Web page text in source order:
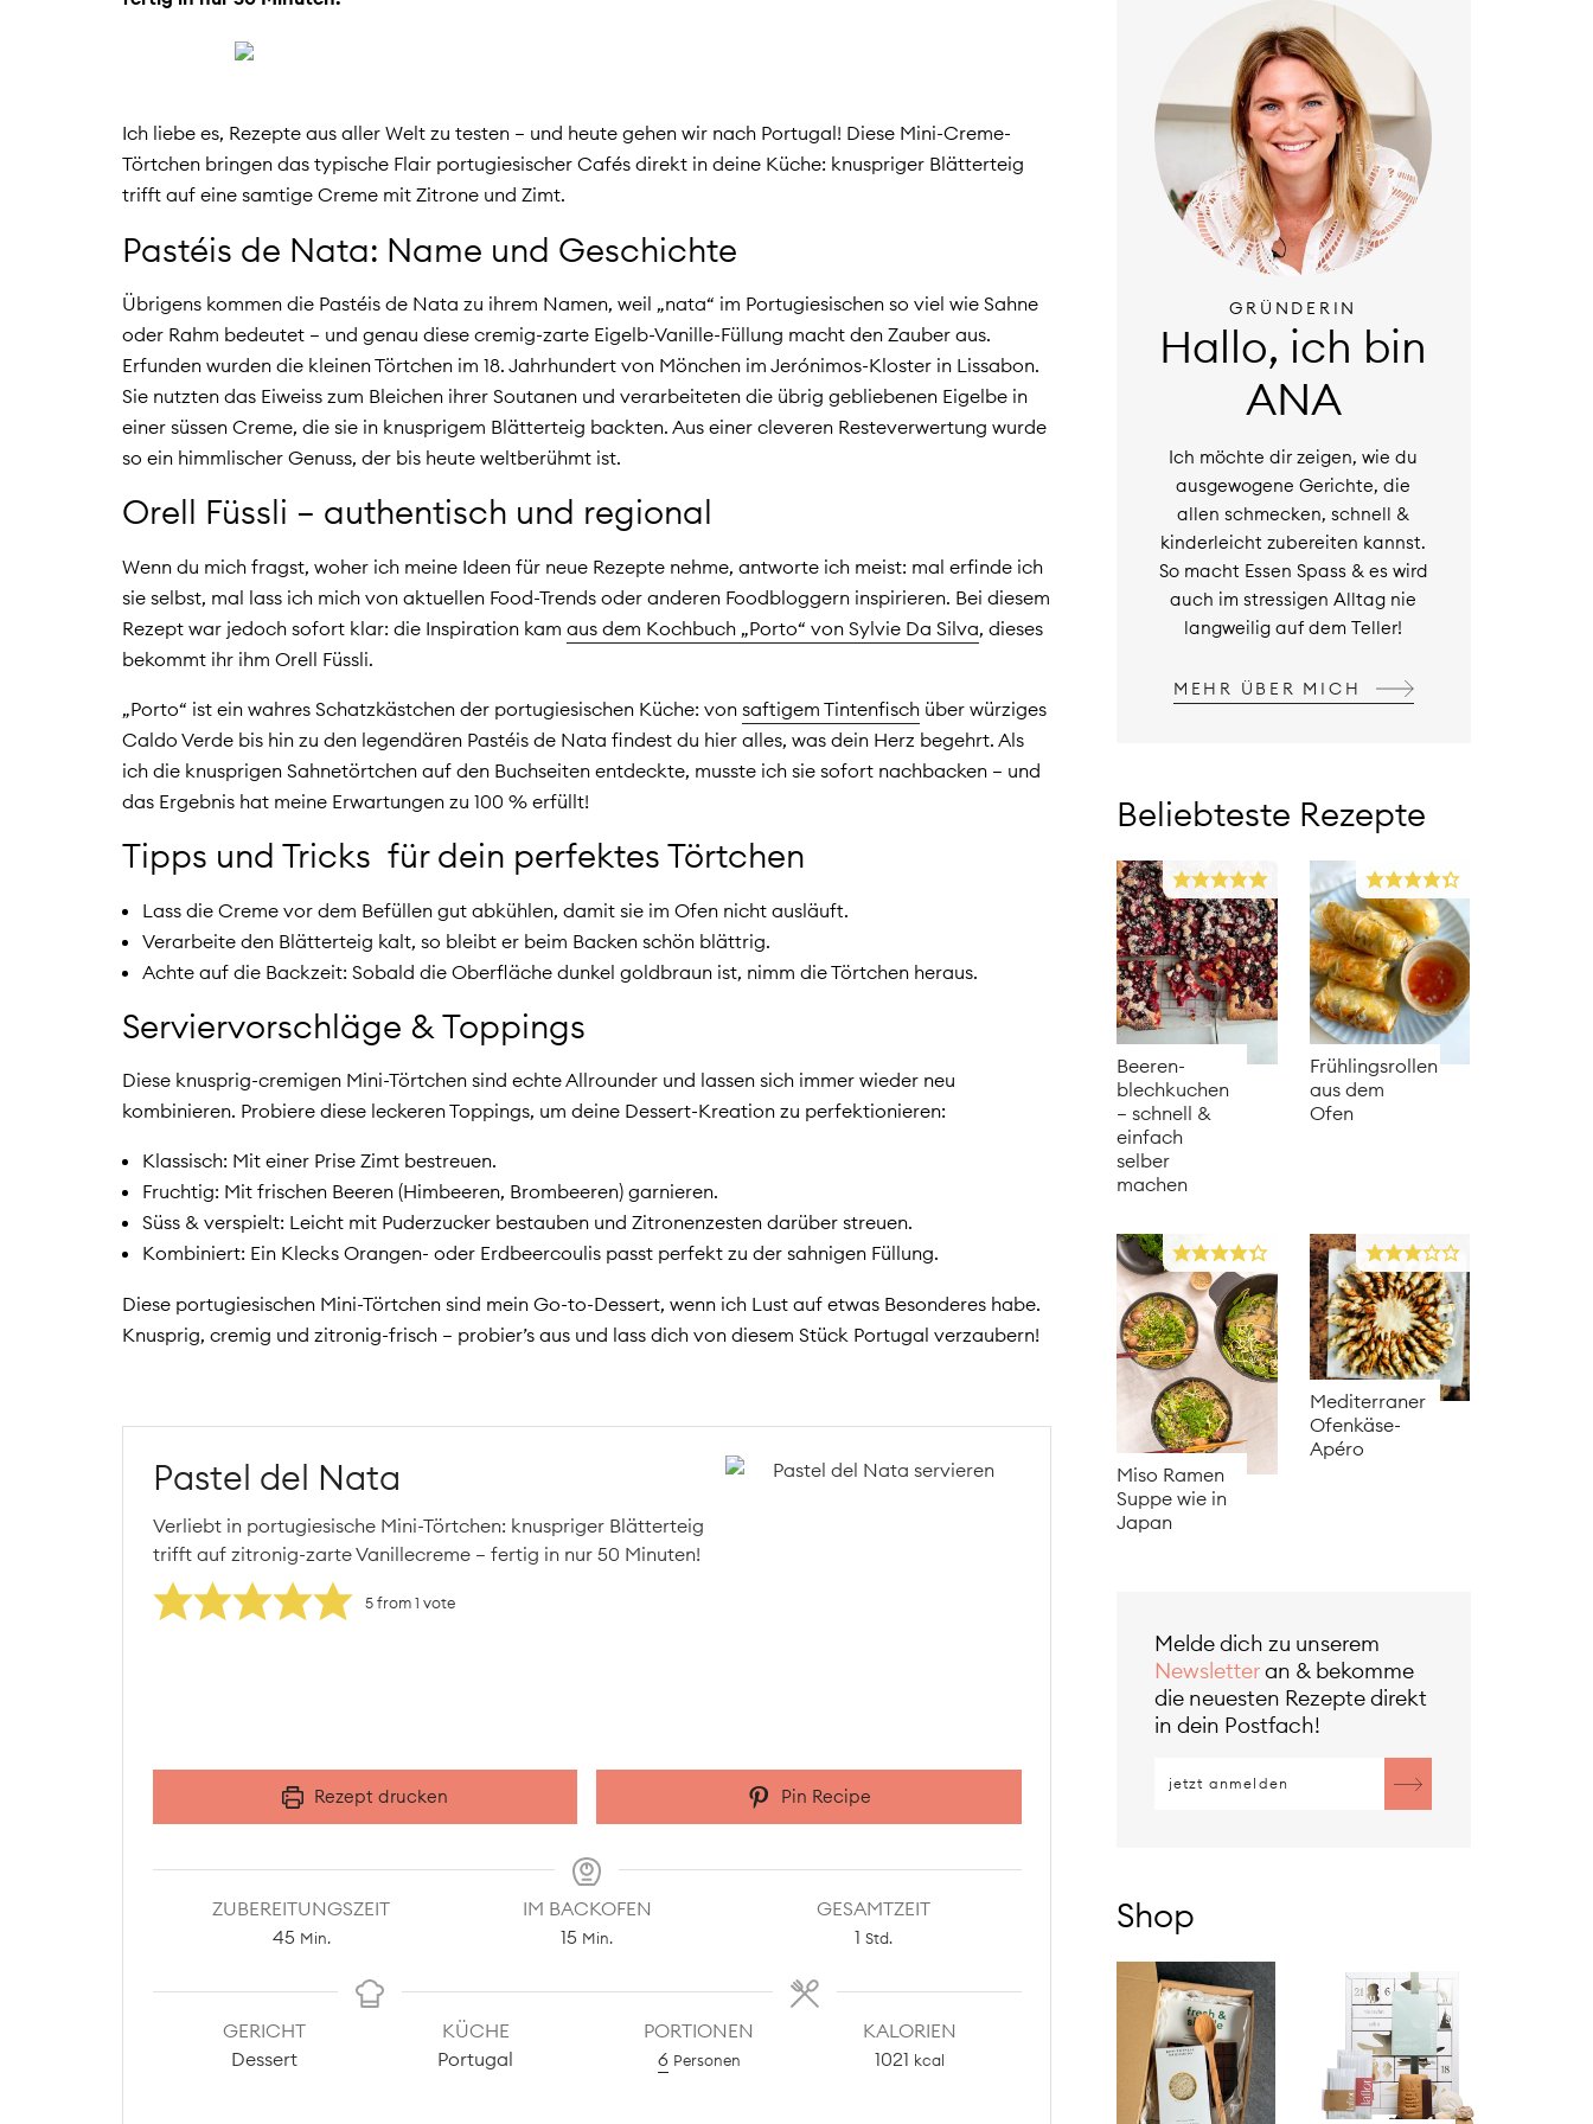
Ich liebe es, Rezepte aus aller Welt zu testen – und heute gehen wir nach Portugal! Diese Mini-Creme-
Törtchen bringen das typische Flair portugiesischer Cafés direkt in deine Küche: knuspriger Blätterteig
trifft auf eine samtige Creme mit Zitrone und Zimt.
Pastéis de Nata: Name und Geschichte
Übrigens kommen die Pastéis de Nata zu ihrem Namen, weil „nata“ im Portugiesischen so viel wie Sahne
oder Rahm bedeutet – und genau diese cremig-zarte Eigelb-Vanille-Füllung macht den Zauber aus.
Erfunden wurden die kleinen Törtchen im 18. Jahrhundert von Mönchen im Jerónimos-Kloster in Lissabon.
Sie nutzten das Eiweiss zum Bleichen ihrer Soutanen und verarbeiteten die übrig gebliebenen Eigelbe in
einer süssen Creme, die sie in knusprigem Blätterteig backten. Aus einer cleveren Resteverwertung wurde
so ein himmlischer Genuss, der bis heute weltberühmt ist.
Orell Füssli – authentisch und regional
Wenn du mich fragst, woher ich meine Ideen für neue Rezepte nehme, antworte ich meist: mal erfinde ich
sie selbst, mal lass ich mich von aktuellen Food-Trends oder anderen Foodbloggern inspirieren. Bei diesem
Rezept war jedoch sofort klar: die Inspiration kamaus dem Kochbuch „Porto“ von Sylvie Da Silva, dieses
bekommt ihr ihm Orell Füssli.
„Porto“ ist ein wahres Schatzkästchen der portugiesischen Küche: vonsaftigem Tintenfisch über würziges
Caldo Verde bis hin zu den legendären Pastéis de Nata findest du hier alles, was dein Herz begehrt. Als
ich die knusprigen Sahnetörtchen auf den Buchseiten entdeckte, musste ich sie sofort nachbacken – und
das Ergebnis hat meine Erwartungen zu 100 % erfüllt!
Tipps und Tricks für dein perfektes Törtchen
Lass die Creme vor dem Befüllen gut abkühlen, damit sie im Ofen nicht ausläuft.
Verarbeite den Blätterteig kalt, so bleibt er beim Backen schön blättrig.
Achte auf die Backzeit: Sobald die Oberfläche dunkel goldbraun ist, nimm die Törtchen heraus.
Serviervorschläge & Toppings
Diese knusprig-cremigen Mini-Törtchen sind echte Allrounder und lassen sich immer wieder neu
kombinieren. Probiere diese leckeren Toppings, um deine Dessert-Kreation zu perfektionieren:
Klassisch: Mit einer Prise Zimt bestreuen.
Fruchtig: Mit frischen Beeren (Himbeeren, Brombeeren) garnieren.
Süss & verspielt: Leicht mit Puderzucker bestauben und Zitronenzesten darüber streuen.
Kombiniert: Ein Klecks Orangen- oder Erdbeercoulis passt perfekt zu der sahnigen Füllung.
Diese portugiesischen Mini-Törtchen sind mein Go-to-Dessert, wenn ich Lust auf etwas Besonderes habe.
Knusprig, cremig und zitronig-frisch – probier’s aus und lass dich von diesem Stück Portugal verzaubern!
Pastel del Nata
Verliebt in portugiesische Mini-Törtchen: knuspriger Blätterteig
trifft auf zitronig-zarte Vanillecreme – fertig in nur 50 Minuten!
5from 1 vote
Rezept drucken Pin Recipe
ZUBEREITUNGSZEIT
45Minuten
Min.
IM BACKOFEN
15 Minuten
Min.
GESAMTZEIT
1Stunde
Std.
GERICHT
Dessert
KÜCHE
Portugal
PORTIONEN
6 Personen
KALORIEN
1021 kcal
GRÜNDERIN
Hallo, ich bin
ANA
Ich möchte dir zeigen, wie du
ausgewogene Gerichte, die
allen schmecken, schnell &
kinderleicht zubereiten kannst.
So macht Essen Spass & es wird
auch im stressigen Alltag nie
langweilig auf dem Teller!
MEHR ÜBER MICH
Beliebteste Rezepte
Beeren­
blechkuchen
– schnell &
einfach
selber
machen
Frühlingsrollen
aus dem
Ofen
Miso Ramen
Suppe wie in
Japan
Mediterraner
Ofenkäse-
Apéro
Melde dich zu unserem
Newsletteran & bekomme
die neuesten Rezepte direkt
in dein Postfach!
Shop